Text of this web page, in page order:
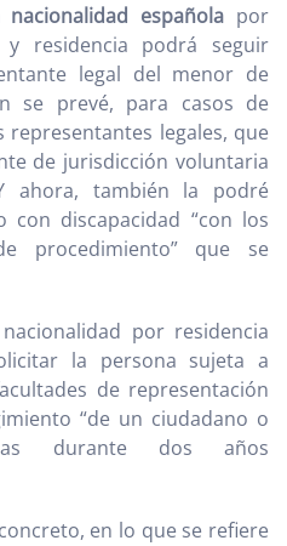
española por
residencia podrá seguir
legal del menor de
se prevé, para casos de
representantes legales, que
de jurisdicción voluntaria
ahora, también la podré
con discapacidad “con los
procedimiento” que se
por residencia
la persona sujeta a
de representación
“de un ciudadano o
durante dos años
en lo que se refiere